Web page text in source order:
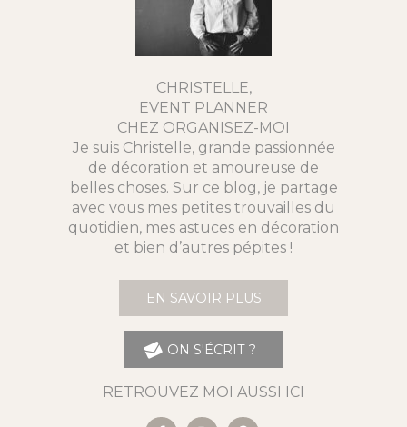
CHRISTELLE,
EVENT PLANNER
CHEZ ORGANISEZ-MOI
Je suis Christelle, grande passionnée
de décoration et amoureuse de
belles choses. Sur ce blog, je partage
avec vous mes petites trouvailles du
quotidien, mes astuces en décoration
et bien d’autres pépites !
EN SAVOIR PLUS
ON S'ÉCRIT ?
RETROUVEZ MOI AUSSI ICI